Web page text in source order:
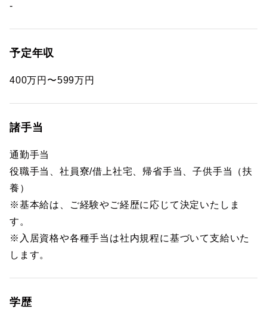
-
予定年収
400万円〜599万円
諸手当
通勤手当
役職手当、社員寮/借上社宅、帰省手当、子供手当（扶
養）
※基本給は、ご経験やご経歴に応じて決定いたしま
す。
※入居資格や各種手当は社内規程に基づいて支給いた
します。
学歴